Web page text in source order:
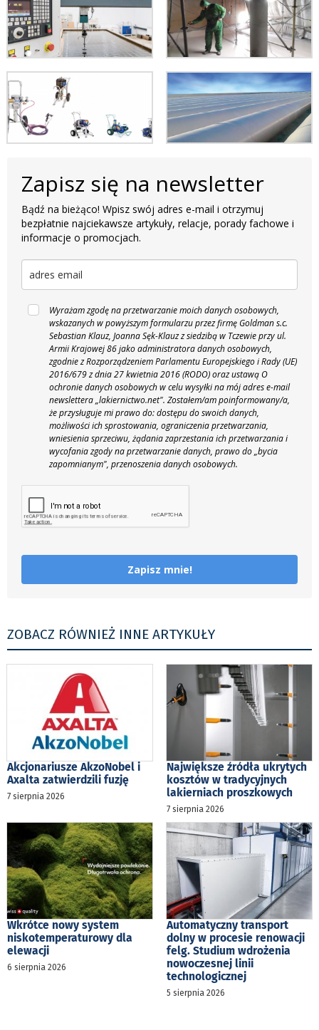
Zapisz się na newsletter
Bądź na bieżąco! Wpisz swój adres e-mail i otrzymuj
bezpłatnie najciekawsze artykuły, relacje, porady fachowe i
informacje o promocjach.
Wyrażam zgodę na przetwarzanie moich danych osobowych,
wskazanych w powyższym formularzu przez firmę Goldman s.c.
Sebastian Klauz, Joanna Sęk-Klauz z siedzibą w Tczewie przy ul.
Armii Krajowej 86 jako administratora danych osobowych,
zgodnie z Rozporządzeniem Parlamentu Europejskiego i Rady (UE)
2016/679 z dnia 27 kwietnia 2016 (RODO) oraz ustawą O
ochronie danych osobowych w celu wysyłki na mój adres e-mail
newslettera „lakiernictwo.net". Zostałem/am poinformowany/a,
że przysługuje mi prawo do: dostępu do swoich danych,
możliwości ich sprostowania, ograniczenia przetwarzania,
wniesienia sprzeciwu, żądania zaprzestania ich przetwarzania i
wycofania zgody na przetwarzanie danych, prawo do „bycia
zapomnianym", przenoszenia danych osobowych.
Zapisz mnie!
ZOBACZ RÓWNIEŻ INNE ARTYKUŁY
Akcjonariusze AkzoNobel i
Axalta zatwierdzili fuzję
7 sierpnia 2026
Największe źródła ukrytych
kosztów w tradycyjnych
lakierniach proszkowych
7 sierpnia 2026
Wkrótce nowy system
niskotemperaturowy dla
elewacji
6 sierpnia 2026
Automatyczny transport
dolny w procesie renowacji
felg. Studium wdrożenia
nowoczesnej linii
technologicznej
5 sierpnia 2026